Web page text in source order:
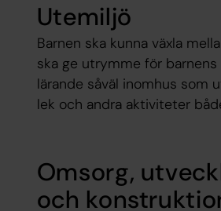
Utemiljö
Barnen ska kunna växla
ska ge utrymme för
lärande såväl inomhus som
lek och andra aktiviteter
Omsorg,
och